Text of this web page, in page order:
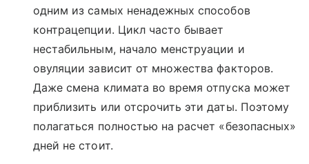
одним из самых ненадежных способов
контрацепции. Цикл часто бывает
нестабильным, начало менструации и
овуляции зависит от множества факторов.
Даже смена климата во время отпуска может
приблизить или отсрочить эти даты. Поэтому
полагаться полностью на расчет «безопасных»
дней не стоит.